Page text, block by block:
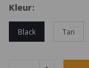
Kleur:
Black Tan